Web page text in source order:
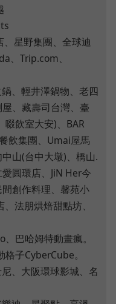
、星野集團、全球迪
、Trip.com、
鍋、輕井澤鍋物、老四
、藏壽司台灣、臺
啜飲室大安)、BAR
飲集團、Umai屋馬
山(台中大墩)、橋山.
圓環店、JiN Her今
創作料理、馨苑小
法朋烘焙甜點坊、
巴哈姆特動畫瘋。
格子CyberCube。
、大阪環球影城、名